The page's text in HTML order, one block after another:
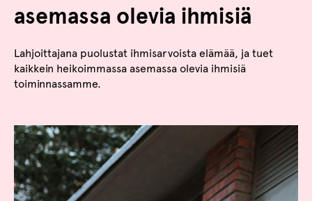
asemassa olevia ihmisiä
Lahjoittajana puolustat ihmisarvoista elämää, ja tuet
kaikkein heikoimmassa asemassa olevia ihmisiä
toiminnassamme.